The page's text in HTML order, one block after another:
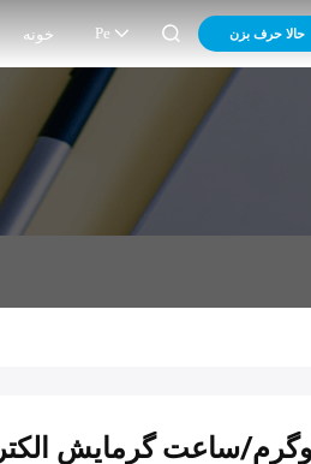
خونه حالا حرف بزن 
Pe